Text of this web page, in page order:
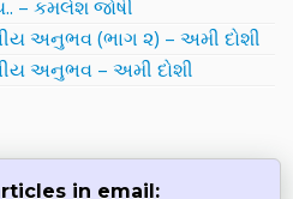
– કમલેશ જોષી
અનુભવ (ભાગ ૨) – અમી દોશી
અનુભવ – અમી દોશી
in email: